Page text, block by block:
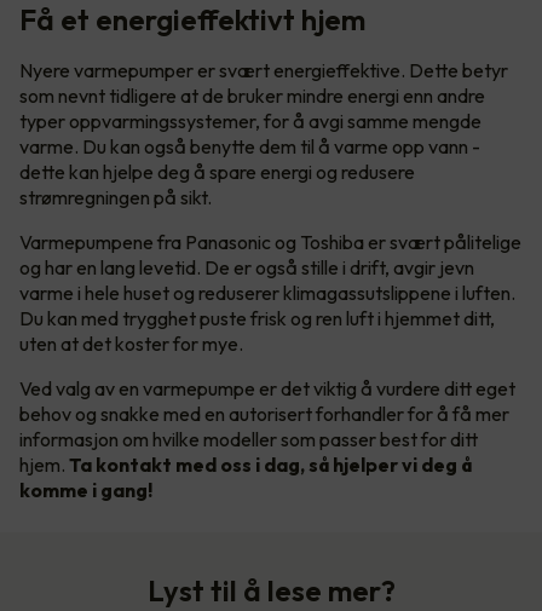
Få et energieffektivt hjem
Nyere varmepumper er svært energieffektive. Dette betyr
som nevnt tidligere at de bruker mindre energi enn andre
typer oppvarmingssystemer, for å avgi samme mengde
varme. Du kan også benytte dem til å varme opp vann -
dette kan hjelpe deg å spare energi og redusere
strømregningen på sikt.
Varmepumpene fra Panasonic og Toshiba er svært pålitelige
og har en lang levetid. De er også stille i drift, avgir jevn
varme i hele huset og reduserer klimagassutslippene i luften.
Du kan med trygghet puste frisk og ren luft i hjemmet ditt,
uten at det koster for mye.
Ved valg av en varmepumpe er det viktig å vurdere ditt eget
behov og snakke med en autorisert forhandler for å få mer
informasjon om hvilke modeller som passer best for ditt
hjem. Ta kontakt med oss i dag, så hjelper vi deg å
komme i gang!
Lyst til å lese mer?